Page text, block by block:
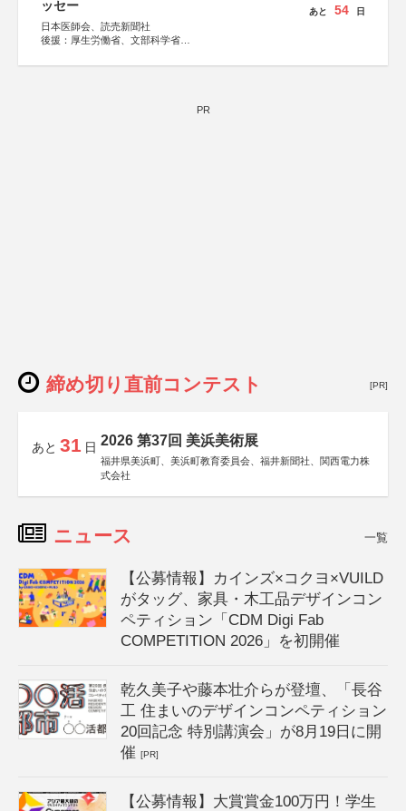
ッセー
日本医師会、読売新聞社
後援：厚生労働省、文部科学省
しん生命保険株式会社
あと 54 日
PR
締め切り直前コンテスト [PR]
あと 31 日 2026 第37回 美浜美術展
福井県美浜町、美浜町教育委員会、福井新聞社、関西電力株
式会社
ニュース 一覧
【公募情報】カインズ×コクヨ×VUILD
がタッグ、家具・木工品デザインコン
ペティション「CDM Digi Fab
COMPETITION 2026」を初開催
乾久美子や藤本壮介らが登壇、「長谷
工 住まいのデザインコンペティション
20回記念 特別講演会」が8月19日に開
催[PR]
【公募情報】大賞賞金100万円！学生